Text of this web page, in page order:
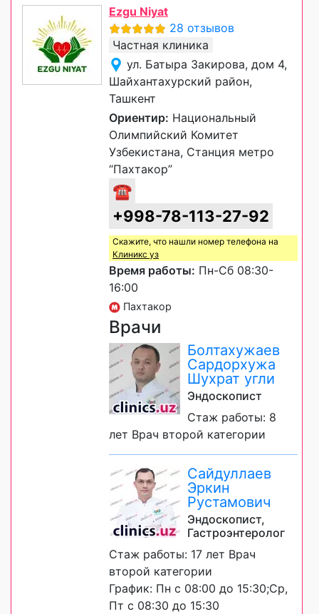
Ezgu Niyat
28 отзывов
Частная клиника
ул. Батыра Закирова, дом 4,
Шайхантахурский район,
Ташкент
Ориентир: Национальный
Олимпийский Комитет
Узбекистана, Станция метро
“Пахтакор”
☎
+998-78-113-27-92
Скажите, что нашли номер телефона на
Клиникс уз
Время работы: Пн-Сб 08:30-
16:00
Пахтакор
Врачи
Болтахужаев
Сардорхужа
Шухрат угли
Эндоскопист
Стаж работы: 8
лет Врач второй категории
Сайдуллаев
Эркин
Рустамович
Эндоскопист,
Гастроэнтеролог
Стаж работы: 17 лет Врач
второй категории
График: Пн с 08:00 до 15:30;Ср,
Пт с 08:30 до 15:30